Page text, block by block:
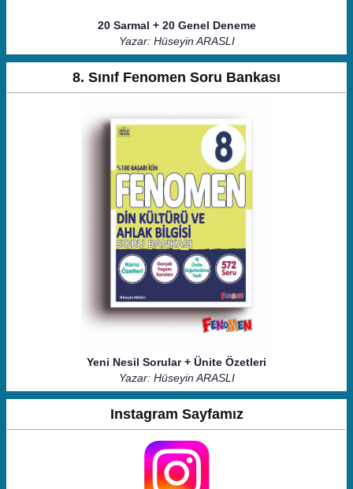
20 Sarmal + 20 Genel Deneme
Yazar: Hüseyin ARASLI
8. Sınıf Fenomen Soru Bankası
Yeni Nesil Sorular + Ünite Özetleri
Yazar: Hüseyin ARASLI
Instagram Sayfamız